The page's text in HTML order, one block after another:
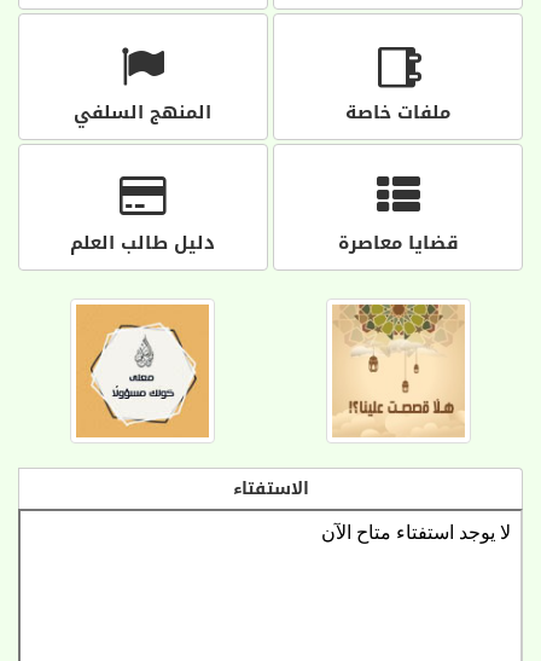
ملفات خاصة المنهج السلفي
قضايا معاصرة دليل طالب العلم
الاستفتاء